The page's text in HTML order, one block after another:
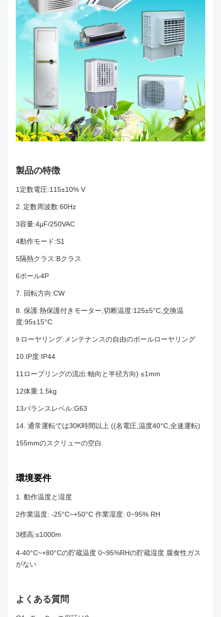
製品の特徴
1定数電圧:115±10% V
2. 定数周波数:60Hz
3容量:4μF/250VAC
4動作モード:S1
5隔熱クラス:Bクラス
6ポール4P
7. 回転方向:CW
8. 保護:熱保護付きモーター,切断温度:125±5°C,交換温
度:95±15°C.
9.ローヤリング:メンテナンスの自由のボールローヤリング
10.IP度:IP44
11ロープリングの流出:軸向と半径方向) ≤1mm
12体重:1.5kg
13バランスレベル:G63
14. 通常運転では30K時間以上 ((名電圧,温度40°C,全速運転)
155mmのスクリューの空白.
環境要件
1. 動作温度と湿度
2作業温度: -25°C~+50°C 作業湿度: 0~95% RH
3標高:≤1000m
4-40°C~+80°Cの貯蔵温度 0~95%RHの貯蔵湿度 腐食性ガス
がない
よくある質問